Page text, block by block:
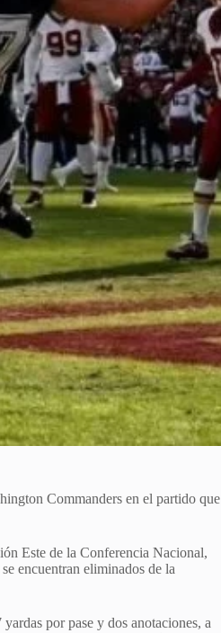
Commanders en el partido que
Este de la Conferencia Nacional,
encuentran eliminados de la
por pase y dos anotaciones, a